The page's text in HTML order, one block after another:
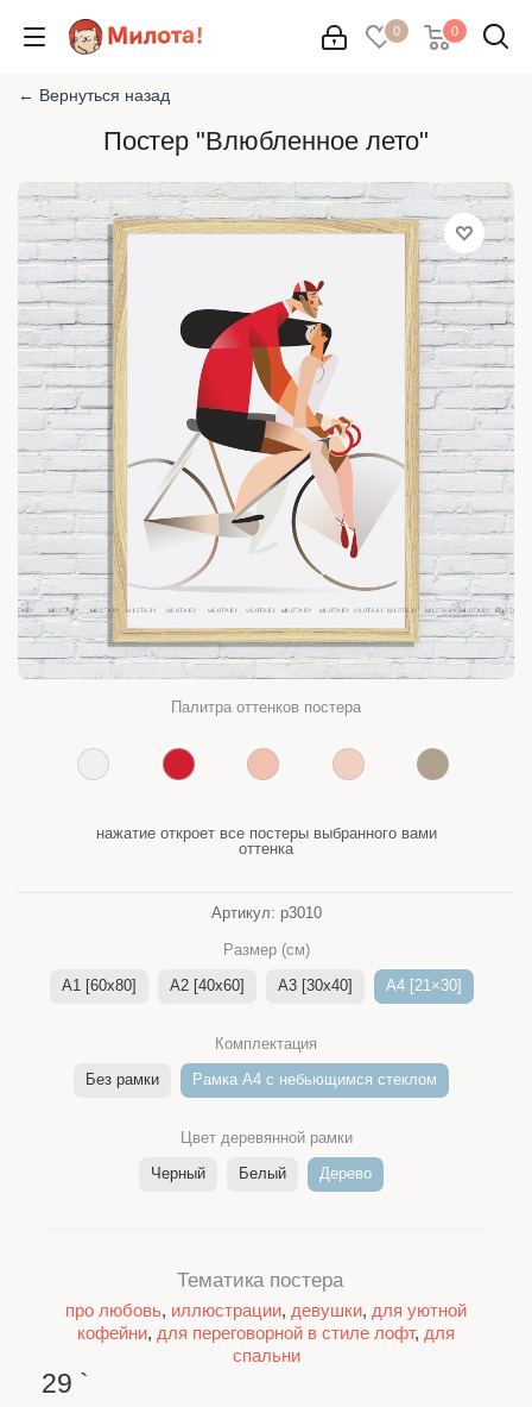
0 0
← Вернуться назад
Постер "Влюбленное лето"
Палитра оттенков постера
нажатие откроет все постеры выбранного вами
оттенка
Артикул: p3010
Размер (см)
A1 [60x80]
A2 [40x60] A3 [30x40] A4 [21×30]
Комплектация
Без рамки
Рамка A4 c небьющимся стеклом
Цвет деревянной рамки
Черный
Белый Дерево
Тематика постера
про любовь, иллюстрации, девушки, для уютной
кофейни, для переговорной в стиле лофт, для
спальни
29 `